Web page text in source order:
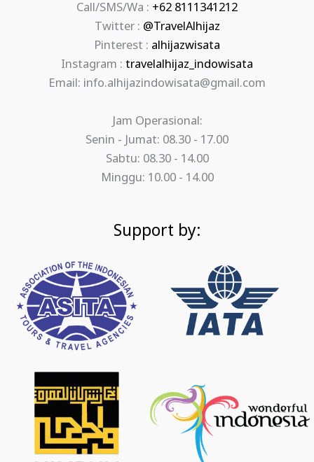
Call/SMS/Wa : +62 8111341212
Twitter : @TravelAlhijaz
Pinterest : alhijazwisata
Instagram : travelalhijaz_indowisata
Email: info.alhijazindowisata@gmail.com
Jam Operasional:
Senin - Jumat: 08.30 - 17.00
Sabtu: 08.30 - 14.00
Minggu: 10.00 - 14.00
Support by: